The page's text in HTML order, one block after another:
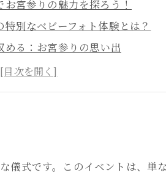
宮参りの魅力を探ろう！
別なベビーフォト体験とは？
める：お宮参りの思い出
が捉える！赤ちゃんの笑顔
を描くお宮参りの記録
式です。このイベントは、単